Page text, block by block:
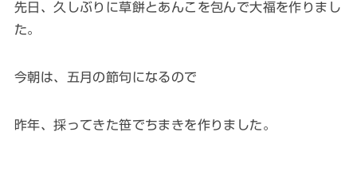
先日、久しぶりに草餅とあんこを包んで大福を作りまし
た。
今朝は、五月の節句になるので
昨年、採ってきた笹でちまきを作りました。